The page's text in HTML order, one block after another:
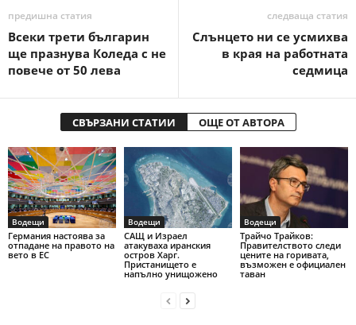
предишна статия
Всеки трети българин
ще празнува Коледа с не
повече от 50 лева
следваща статия
Слънцето ни се усмихва
в края на работната
седмица
СВЪРЗАНИ СТАТИИ ОЩЕ ОТ АВТОРА
Водещи
Германия настоява за
отпадане на правото на
вето в ЕС
Водещи
САЩ и Израел
атакуваха иранския
остров Харг.
Пристанището е
напълно унищожено
Водещи
Трайчо Трайков:
Правителството следи
цените на горивата,
възможен е официален
таван